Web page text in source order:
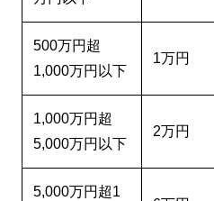
500万円超
1,000万円以下
1万円
1,000万円超
5,000万円以下
2万円
5,000万円超1